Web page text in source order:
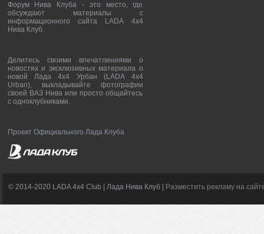
Форум Нива Клуба - это место, где
обсуждают материалы с
информационного сайта LADA 4x4
Нива Клуб.
Делитесь своими впечатлениями о
новостях и эксклюзивных материала о
новой Лада 4х4 Урбан (LADA 4x4
Urban), выкладывайте фотографии
своей ВАЗ Нива или просто общайтесь
с одноклубниками.
Проект Официального Лада Клуба
© 2014-2020 LADA 4x4 Club | Лада Нива Клуб | Разместить рекламу на